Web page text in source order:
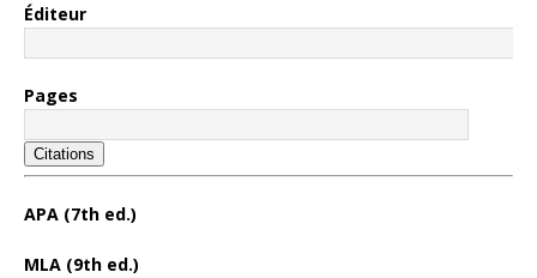
Éditeur
Pages
Citations
APA (7th ed.)
MLA (9th ed.)